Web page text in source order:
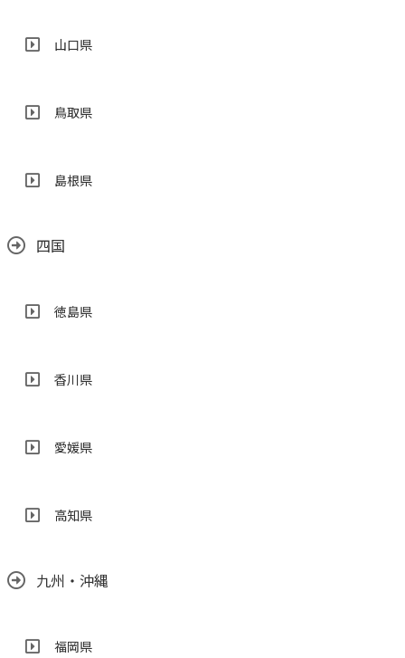
山口県
鳥取県
島根県
四国
徳島県
香川県
愛媛県
高知県
九州・沖縄
福岡県